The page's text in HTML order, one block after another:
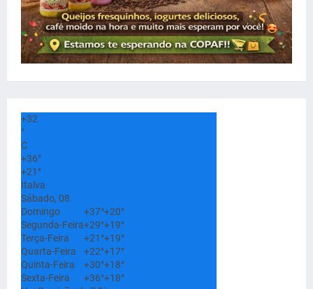
+32
°
C
+36°
+21°
Italva
Sábado, 08
Domingo
+37°+20°
Segunda-Feira+29°+19°
Terça-Feira
+21°+19°
Quarta-Feira
+22°+17°
Quinta-Feira
+30°+18°
Sexta-Feira
+36°+18°